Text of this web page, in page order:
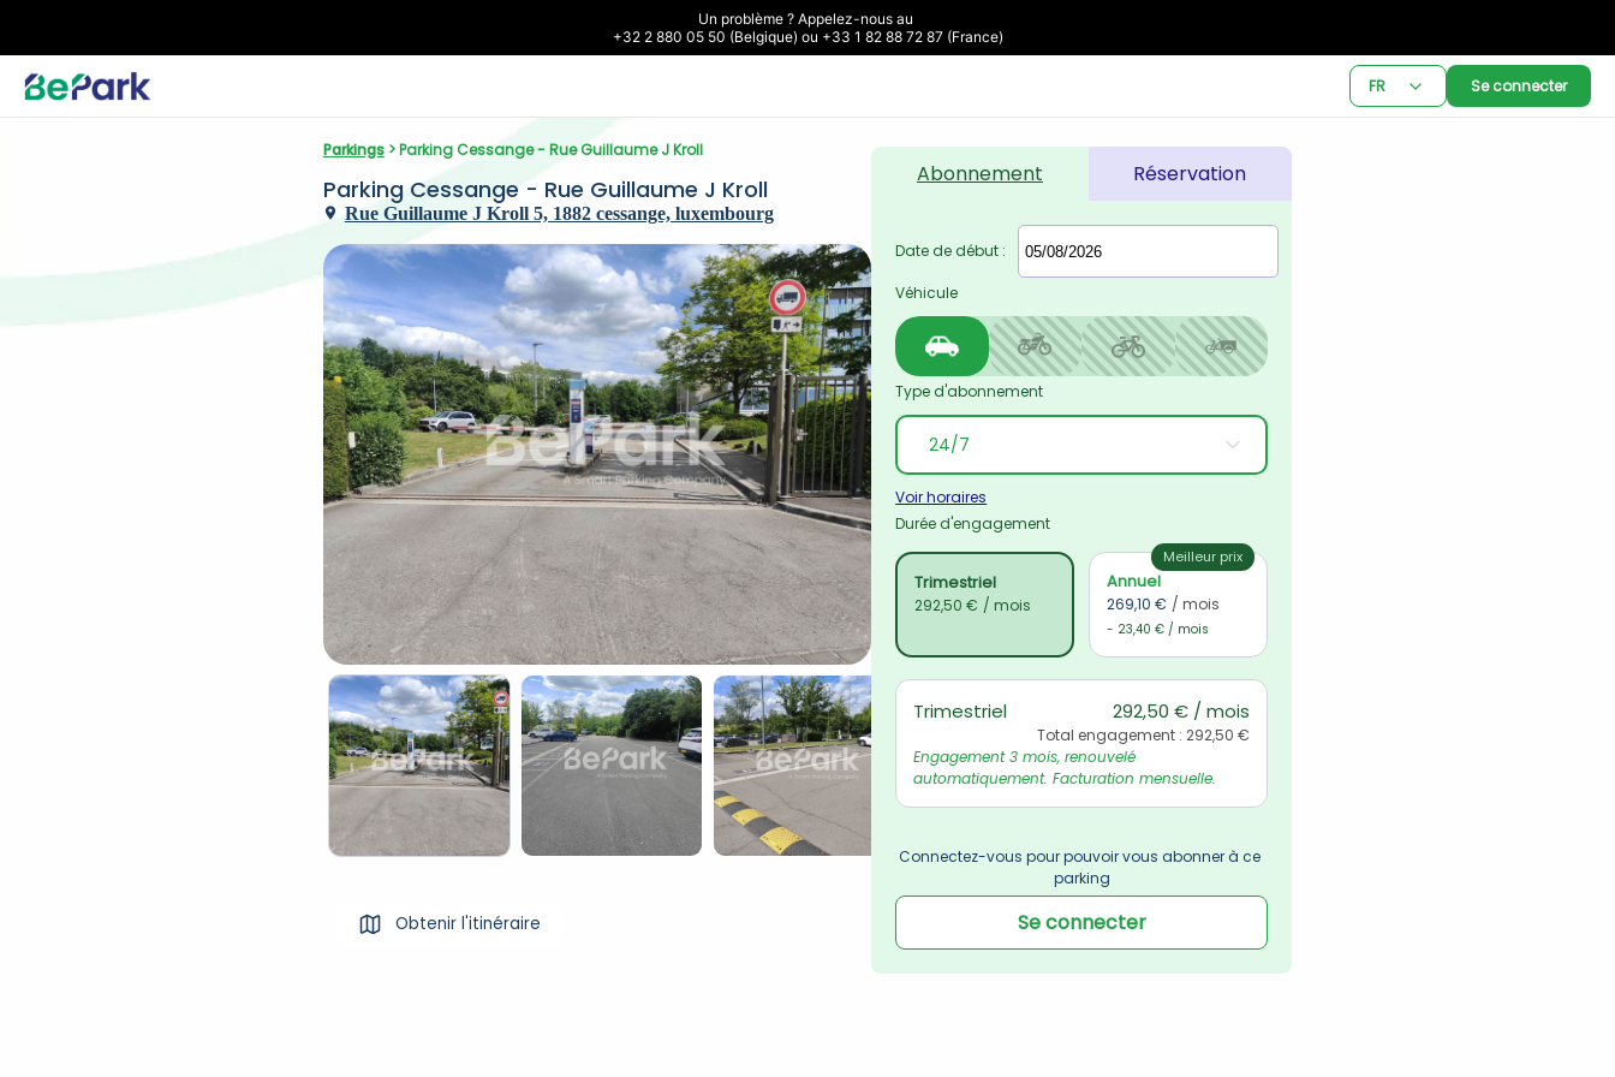
Un problème ? Appelez-nous au
+32 2 880 05 50 (Belgique) ou +33 1 82 88 72 87 (France)
FR Se connecter
Parkings > Parking Cessange - Rue Guillaume J Kroll
Parking Cessange - Rue Guillaume J Kroll
Rue Guillaume J Kroll 5, 1882 cessange, luxembourg
Obtenir l'itinéraire
Abonnement Réservation
Date de début :
Véhicule
Type d'abonnement
Voir horaires
Durée d'engagement
Trimestriel
292,50 € / mois
Meilleur prix
Annuel
269,10 € / mois
- 23,40 € / mois
Trimestriel 292,50 € / mois
Total engagement : 292,50 €
Engagement 3 mois, renouvelé
automatiquement. Facturation mensuelle.
Connectez-vous pour pouvoir vous abonner à ce
parking
Se connecter